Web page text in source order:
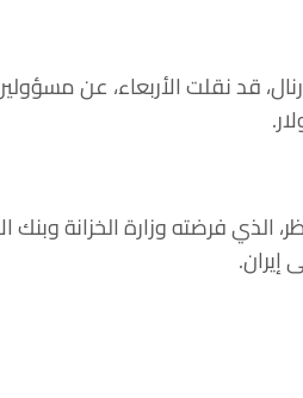
الذي فرضته وزارة الخزانة
إيران.